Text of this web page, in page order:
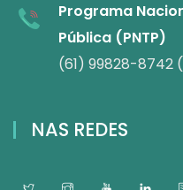
Programa
Pública (PNTP)
(61) 99828-
NAS REDES